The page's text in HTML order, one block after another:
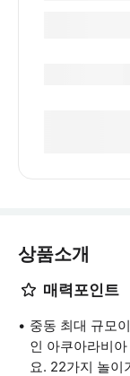
상품소개
매력포인트
중동 최대 규모
인 아쿠아라비
요. 22가지 놀이